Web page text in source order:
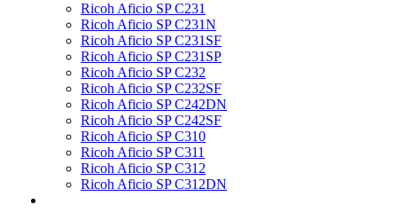
Ricoh Aficio SP C231
Ricoh Aficio SP C231N
Ricoh Aficio SP C231SF
Ricoh Aficio SP C231SP
Ricoh Aficio SP C232
Ricoh Aficio SP C232SF
Ricoh Aficio SP C242DN
Ricoh Aficio SP C242SF
Ricoh Aficio SP C310
Ricoh Aficio SP C311
Ricoh Aficio SP C312
Ricoh Aficio SP C312DN